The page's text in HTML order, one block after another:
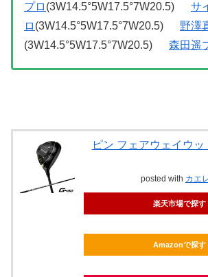
プロ (3W14.5°5W17.5°7W20.5) サ
ロ (3W14.5°5W17.5°7W20.5) 野澤
(3W14.5°5W17.5°7W20.5) 森田遥
ピン フェアウェイウッ
posted with カエ
楽天市場で探す
Amazonで探す